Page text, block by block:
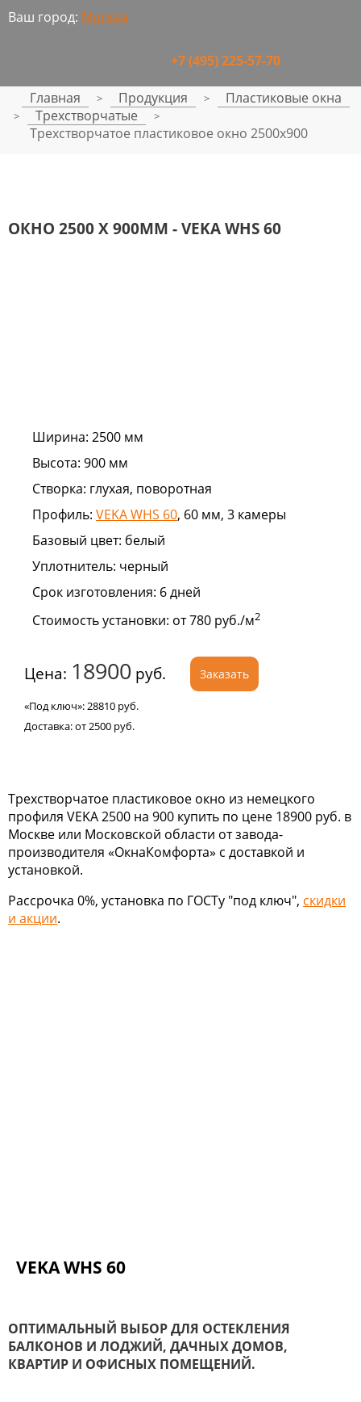
Ваш город: Москва
+7 (495) 225-57-70
Главная > Продукция > Пластиковые окна
> Трехстворчатые >
Трехстворчатое пластиковое окно 2500x900
ОКНО 2500 Х 900ММ - VEKA WHS 60
Ширина: 2500 мм
Высота: 900 мм
Створка: глухая, поворотная
Профиль: VEKA WHS 60, 60 мм, 3 камеры
Базовый цвет: белый
Уплотнитель: черный
Срок изготовления: 6 дней
Стоимость установки: от 780 руб./м2
Цена: 18900 руб.
«Под ключ»:28810 руб.
Доставка:от 2500 руб.
Заказать
Трехстворчатое пластиковое окно из немецкого
профиля VEKA 2500 на 900 купить по цене 18900 руб. в
Москве или Московской области от завода-
производителя «ОкнаКомфорта» с доставкой и
установкой.
Рассрочка 0%, установка по ГОСТу "под ключ", скидки
и акции.
VEKA WHS 60
ОПТИМАЛЬНЫЙ ВЫБОР ДЛЯ ОСТЕКЛЕНИЯ
БАЛКОНОВ И ЛОДЖИЙ, ДАЧНЫХ ДОМОВ,
КВАРТИР И ОФИСНЫХ ПОМЕЩЕНИЙ.